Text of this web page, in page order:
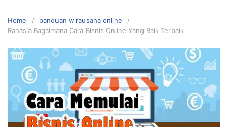
Home
panduan wirausaha online
Rahasia Bagaimana Cara Bisnis Online Yang Baik Terbaik